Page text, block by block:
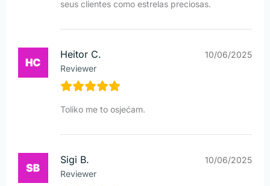
seus clientes como estrelas preciosas.
Heitor C.
Reviewer
10/06/2025
Toliko me to osjećam.
Sigi B.
Reviewer
10/06/2025